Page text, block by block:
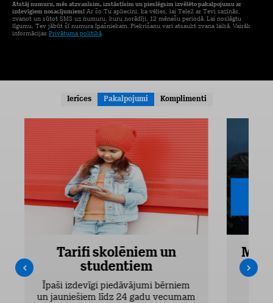
Atstāj numuru, mēs atzvanīsim, izstāstīsim un pieslēgsim izvēlēto pakalpojumu ar
izdevīgiem nosacījumiem! Ar šo Tu apliecini, ka vēlies, lai Tele2 ar Tevi sazinās,
zvanot un sūtot SMS uz numuru, kuru norādīji, 12 mēnešu periodā. Lai noslēgtu
līgumu, Tev jābūt šī numura īpašniekam. Piekrišanu vari atsaukt zvana laikā. Vairāk
informācijas Privātuma politikā.
Ierīces Pakalpojumi Komplimenti
Tarifi skolēniem un
studentiem
Īpaši izdevīgi piedāvājumi bērniem
un jauniešiem līdz 24 gadu vecumam